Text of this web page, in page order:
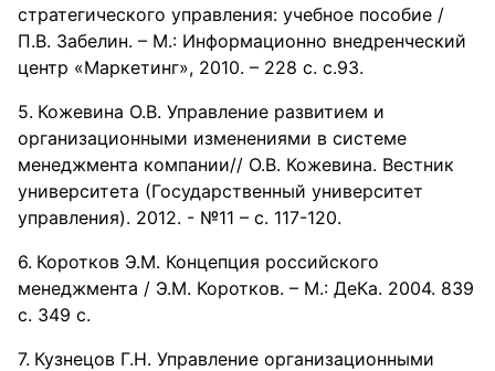
стратегического управления: учебное пособие /
П.В. Забелин. – М.: Информационно внедренческий
центр «Маркетинг», 2010. – 228 с. с.93.
Кожевина О.В. Управление развитием и
организационными изменениями в системе
менеджмента компании// О.В. Кожевина. Вестник
университета (Государственный университет
управления). 2012. - №11 – с. 117-120.
Коротков Э.М. Концепция российского
менеджмента / Э.М. Коротков. – М.: ДеКа. 2004. 839
с. 349 с.
Кузнецов Г.Н. Управление организационными